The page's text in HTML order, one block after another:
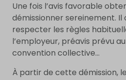
Une fois l’avis favorable
démissionner sereinement. Il
respecter les règles
l’employeur, préavis prévu
convention collective…
À partir de cette démission,